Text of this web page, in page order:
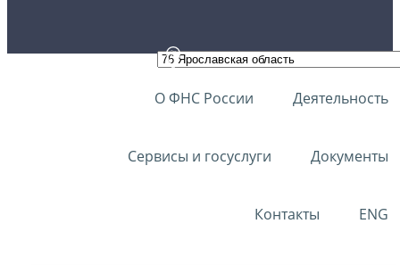
О ФНС России Деятельность
Сервисы и госуслуги Документы
Контакты ENG